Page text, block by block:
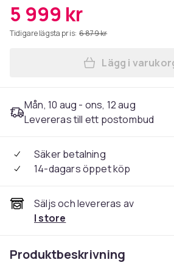
5 999 kr
Tidigare lägsta pris: 6 879 kr
Lägg
Lägg i
Mån, 10 aug - ons, 12 aug
Levereras till ett postombud
Säker betalning
14-dagars öppet köp
Säljs och levereras av
I store
Produktbeskrivning